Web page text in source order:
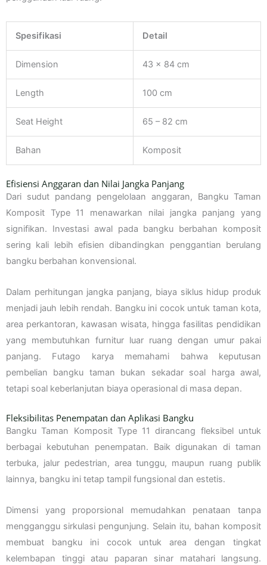
Spesifikasi Detail
Dimension 43 x 84 cm
Length 100 cm
Seat Height 65 – 82 cm
Bahan Komposit
Efisiensi Anggaran dan Nilai Jangka Panjang
Dari sudut pandang pengelolaan anggaran, Bangku Taman
Komposit Type 11 menawarkan nilai jangka panjang yang
signifikan. Investasi awal pada bangku berbahan komposit
sering kali lebih efisien dibandingkan penggantian berulang
bangku berbahan konvensional.
Dalam perhitungan jangka panjang, biaya siklus hidup produk
menjadi jauh lebih rendah. Bangku ini cocok untuk taman kota,
area perkantoran, kawasan wisata, hingga fasilitas pendidikan
yang membutuhkan furnitur luar ruang dengan umur pakai
panjang. Futago karya memahami bahwa keputusan
pembelian bangku taman bukan sekadar soal harga awal,
tetapi soal keberlanjutan biaya operasional di masa depan.
Fleksibilitas Penempatan dan Aplikasi Bangku
Bangku Taman Komposit Type 11 dirancang fleksibel untuk
berbagai kebutuhan penempatan. Baik digunakan di taman
terbuka, jalur pedestrian, area tunggu, maupun ruang publik
lainnya, bangku ini tetap tampil fungsional dan estetis.
Dimensi yang proporsional memudahkan penataan tanpa
mengganggu sirkulasi pengunjung. Selain itu, bahan komposit
membuat bangku ini cocok untuk area dengan tingkat
kelembapan tinggi atau paparan sinar matahari langsung.